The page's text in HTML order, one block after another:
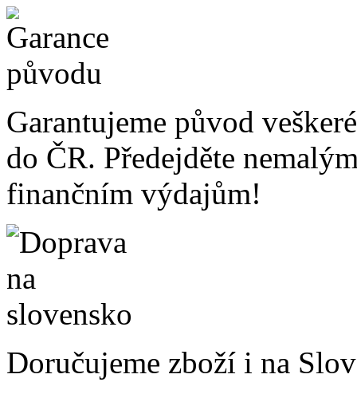
Garantujeme původ
do ČR. Předejděte
finančním výdajům!
Doručujeme zboží i na